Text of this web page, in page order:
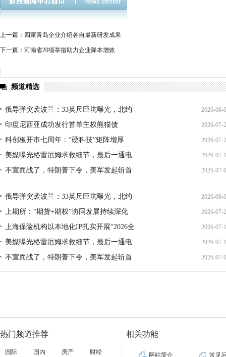
上一篇： 四家青岛企业介绍各自最新研发成果
下一篇： 河南省20项举措助力企业降本增效
频道精选
俄导弹突袭波兰：33英尺巨坑曝光，北约 2026-08-
印度尼西亚成功发行首单主权熊猫债 2026-07-
科创板开市七周年：“硬科技”矩阵增厚 2026-07-
美媒曝光格雷厄姆求救细节，最后一通电 2026-07-
不宣而战了，特朗普下令，美军发起斩首 2026-07-
俄导弹突袭波兰：33英尺巨坑曝光，北约 2026-08-
上期所：“期货+期权”协同发展持续深化 2026-07-
上海保险机构以本地化IP扎实开展“2026全 2026-07-
美媒曝光格雷厄姆求救细节，最后一通电 2026-07-
不宣而战了，特朗普下令，美军发起斩首 2026-07-
热门频道推荐
国际 国内 房产 财经
相关功能
网站简介 常见